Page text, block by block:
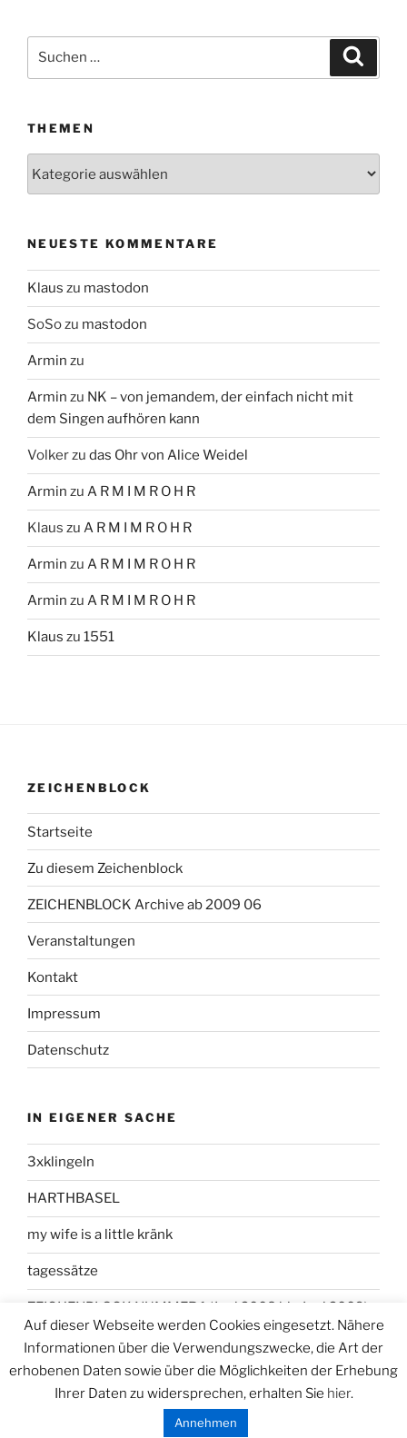
Suchen
THEMEN
NEUESTE KOMMENTARE
Klaus zu mastodon
SoSozu mastodon
Armin zu
Armin zu NK – von jemandem, der einfach nicht mit
dem Singen aufhören kann
Volkerzu das Ohr von Alice Weidel
Armin zu A R M I M R O H R
Klaus zu A R M I M R O H R
Armin zu A R M I M R O H R
Armin zu A R M I M R O H R
Klaus zu 1551
ZEICHENBLOCK
Startseite
Zu diesem Zeichenblock
ZEICHENBLOCK Archive ab 2009 06
Veranstaltungen
Kontakt
Impressum
Datenschutz
IN EIGENER SACHE
3xklingeln
HARTHBASEL
my wife is a little kränk
tagessätze
ZEICHENBLOCK NUMMER 1 (Juni 2008 bis Juni 2009)
Stolz präsentiert von WordPress
Auf dieser Webseite werden Cookies eingesetzt. Nähere
Informationen über die Verwendungszwecke, die Art der
erhobenen Daten sowie über die Möglichkeiten der Erhebung
Ihrer Daten zu widersprechen, erhalten Sie hier.
Annehmen